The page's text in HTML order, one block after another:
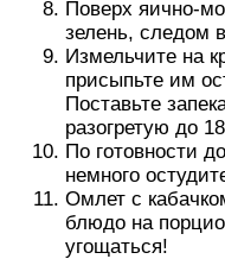
Поверх яично-
зелень, следом
Измельчите на
присыпьте им
Поставьте
разогретую до
По готовности
немного
Омлет с
блюдо на
угощаться!